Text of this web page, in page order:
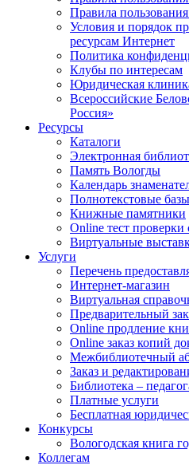
Правила
Условия и порядок
ресурсам Интернет
Политика
Клубы по интересам
Юридическая
Всероссийские
Россия»
Ресурсы
Каталоги
Электронная
Память Вологды
Календарь
Полнотекстовые
Книжные памятники
Online тест проверки
Виртуальные
Услуги
Перечень
Интернет-магазин
Виртуальная
Предварительный
Online продление
Online заказ копий
Межбиблиотечный
Заказ и
Библиотека –
Платные услуги
Бесплатная
Конкурсы
Вологодская книга
Коллегам